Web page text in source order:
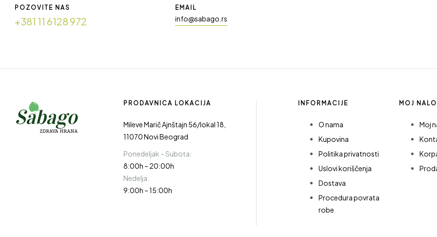
POZOVITE NAS
+381 11 6128 972
EMAIL
info@sabago.rs
PRODAVNICA LOKACIJA
Mileve Marič Ajnštajn 56/lokal 18,
11070 Novi Beograd
Ponedeljak – Subota:
8:00h – 20:00h
Nedelja:
9:00h – 15:00h
INFORMACIJE
O nama
Kupovina
Politika privatnosti
Uslovi koriščenja
Dostava
Procedura povrata
robe
MOJ
Moj